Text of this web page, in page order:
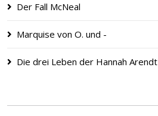
Der Fall McNeal
Marquise von O. und -
Die drei Leben der Hannah Arendt